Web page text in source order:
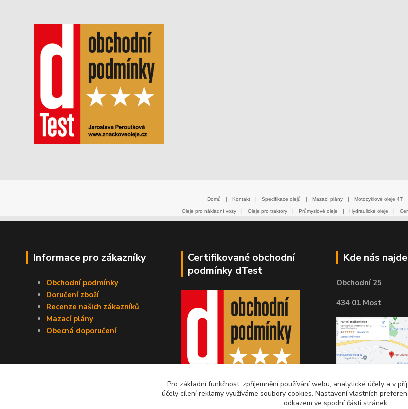
Domů | Kontakt | Specifikace olejů | Mazací plány | Motocyklové oleje 4T
Oleje pro nákladní vozy | Oleje pro traktory | Průmyslové oleje | Hydraulické oleje |
Informace pro zákazníky
Obchodní podmínky
Doručení zboží
Recenze našich zákazníků
Mazací plány
Obecná doporučení
Certifikované obchodní
podmínky dTest
Kde nás
Obchodní 25
434 01 Most
Pro základní funkčnost, zpříjemnění používání webu, analytické účely a v
účely cílení reklamy využíváme soubory cookies. Nastavení vlastních
odkazem ve spodní části stránek.